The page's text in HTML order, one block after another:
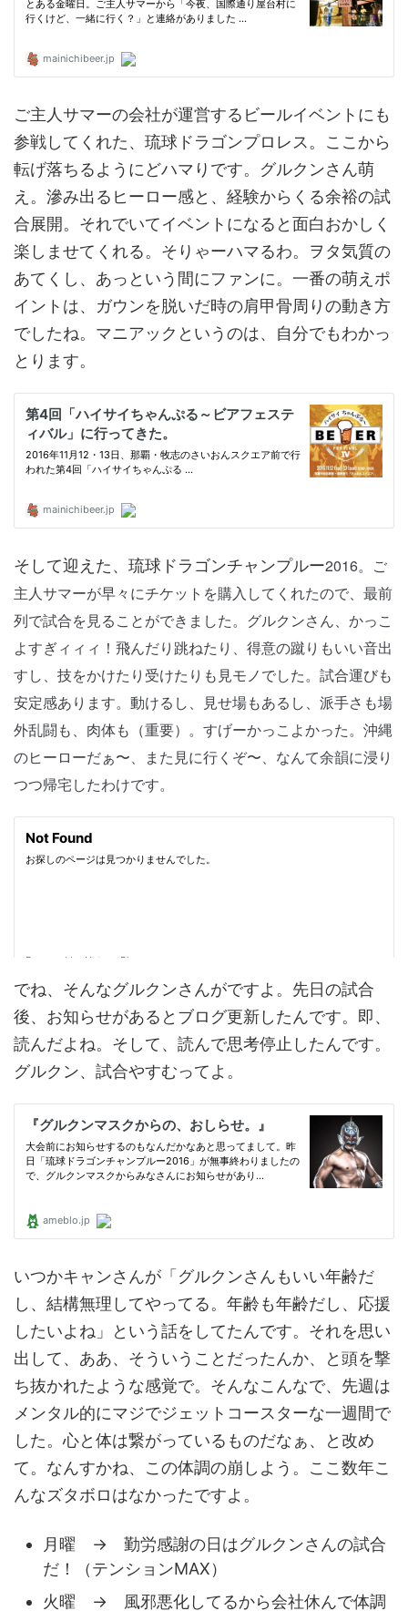
ご主人サマーの会社が運営するビールイベントにも
参戦してくれた、琉球ドラゴンプロレス。ここから
転げ落ちるようにどハマりです。グルクンさん萌
え。滲み出るヒーロー感と、経験からくる余裕の試
合展開。それでいてイベントになると面白おかしく
楽しませてくれる。そりゃーハマるわ。ヲタ気質の
あてくし、あっという間にファンに。一番の萌えポ
イントは、ガウンを脱いだ時の肩甲骨周りの動き方
でしたね。マニアックというのは、自分でもわかっ
とります。
そして迎えた、琉球ドラゴンチャンプルー2016。ご
主人サマーが早々にチケットを購入してくれたので、最前
列で試合を見ることができました。グルクンさん、かっこ
よすぎィィィ！飛んだり跳ねたり、得意の蹴りもいい音出
すし、技をかけたり受けたりも見モノでした。試合運びも
安定感あります。動けるし、見せ場もあるし、派手さも場
外乱闘も、肉体も（重要）。すげーかっこよかった。沖縄
のヒーローだぁ〜、また見に行くぞ〜、なんて余韻に浸り
つつ帰宅したわけです。
でね、そんなグルクンさんがですよ。先日の試合
後、お知らせがあるとブログ更新したんです。即、
読んだよね。そして、読んで思考停止したんです。
グルクン、試合やすむってよ。
いつかキャンさんが「グルクンさんもいい年齢だ
し、結構無理してやってる。年齢も年齢だし、応援
したいよね」という話をしてたんです。それを思い
出して、ああ、そういうことだったんか、と頭を撃
ち抜かれたような感覚で。そんなこんなで、先週は
メンタル的にマジでジェットコースターな一週間で
した。心と体は繋がっているものだなぁ、と改め
て。なんすかね、この体調の崩しよう。ここ数年こ
んなズタボロはなかったですよ。
月曜 → 勤労感謝の日はグルクンさんの試合
だ！（テンションMAX）
火曜 → 風邪悪化してるから会社休んで体調